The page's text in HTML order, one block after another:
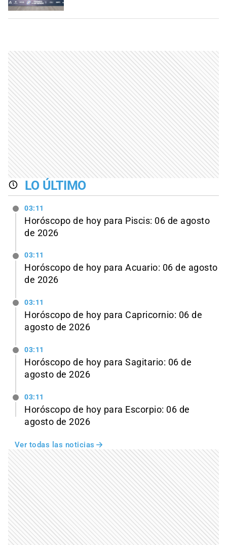
LO ÚLTIMO
03:11
Horóscopo de hoy para Piscis: 06 de agosto
de 2026
03:11
Horóscopo de hoy para Acuario: 06 de agosto
de 2026
03:11
Horóscopo de hoy para Capricornio: 06 de
agosto de 2026
03:11
Horóscopo de hoy para Sagitario: 06 de
agosto de 2026
03:11
Horóscopo de hoy para Escorpio: 06 de
agosto de 2026
Ver todas las noticias